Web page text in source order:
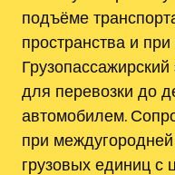
подъёме
пространства и при
Грузопассажирский
для перевозки до
автомобилем.
при
грузовых единиц